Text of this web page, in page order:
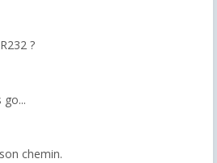
?
go...
chemin.